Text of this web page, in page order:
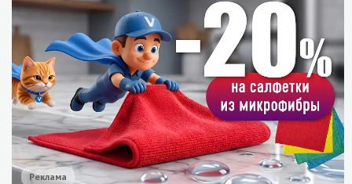
Реклама